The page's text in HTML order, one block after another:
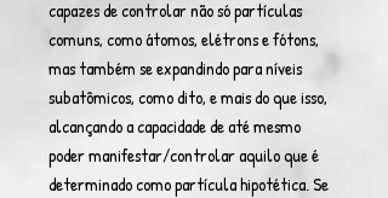
capazes de controlar não só partículas
comuns, como átomos, elétrons e fótons,
mas também se expandindo para níveis
subatômicos, como dito, e mais do que isso,
alcançando a capacidade de até mesmo
poder manifestar/controlar aquilo que é
determinado como partícula hipotética. Se